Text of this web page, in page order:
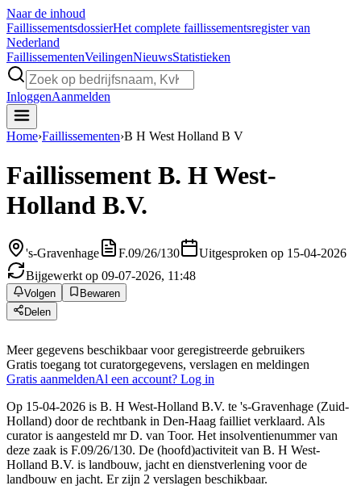
Naar de inhoud
FaillissementsdossierHet complete faillissementsregister van
Nederland
FaillissementenVeilingenNieuwsStatistieken
InloggenAanmelden
Home›Faillissementen›B H West Holland B V
Faillissement B. H West-
Holland B.V.
's-Gravenhage F.09/26/130
Uitgesproken op 15-04-2026
Bijgewerkt op 09-07-2026, 11:48
Volgen
Bewaren
Delen
Meer gegevens beschikbaar voor geregistreerde gebruikers
Gratis toegang tot curatorgegevens, verslagen en meldingen
Gratis aanmeldenAl een account? Log in
Op 15-04-2026 is B. H West-Holland B.V. te 's-Gravenhage (Zuid-
Holland) door de rechtbank in Den-Haag failliet verklaard. Als
curator is aangesteld mr D. van Toor. Het insolventienummer van
deze zaak is F.09/26/130. De (hoofd)activiteit van B. H West-
Holland B.V. is landbouw, jacht en dienstverlening voor de
landbouw en jacht. Er zijn 2 verslagen beschikbaar.